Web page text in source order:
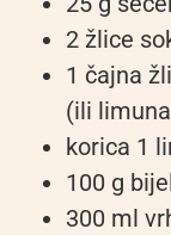
2 žlice
1 čajna
(ili
korica 1
100 g
300 ml